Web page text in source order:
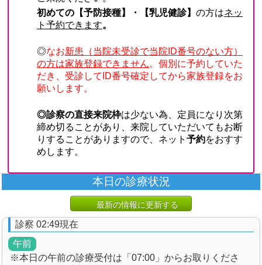
本日の診療状況
最新の情報に更新する
診察 02:49現在
午前
※本日の午前の診療受付は「07:00」からお取りくださ